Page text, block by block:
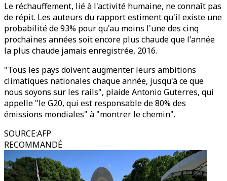
Le réchauffement, lié à l'activité humaine, ne connaît pas
de répit. Les auteurs du rapport estiment qu'il existe une
probabilité de 93% pour qu'au moins l'une des cinq
prochaines années soit encore plus chaude que l'année
la plus chaude jamais enregistrée, 2016.
"Tous les pays doivent augmenter leurs ambitions
climatiques nationales chaque année, jusqu'à ce que
nous soyons sur les rails", plaide Antonio Guterres, qui
appelle "le G20, qui est responsable de 80% des
émissions mondiales" à "montrer le chemin".
SOURCE:AFP
RECOMMANDÉ